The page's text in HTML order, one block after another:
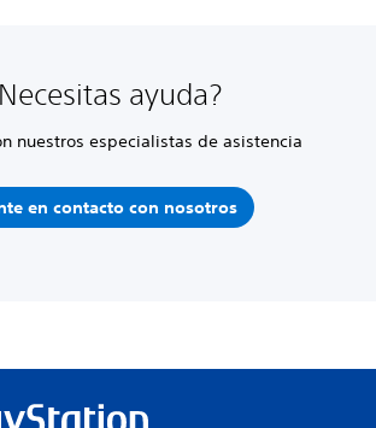
ayuda?
nuestros especialistas de asistencia
en contacto con nosotros